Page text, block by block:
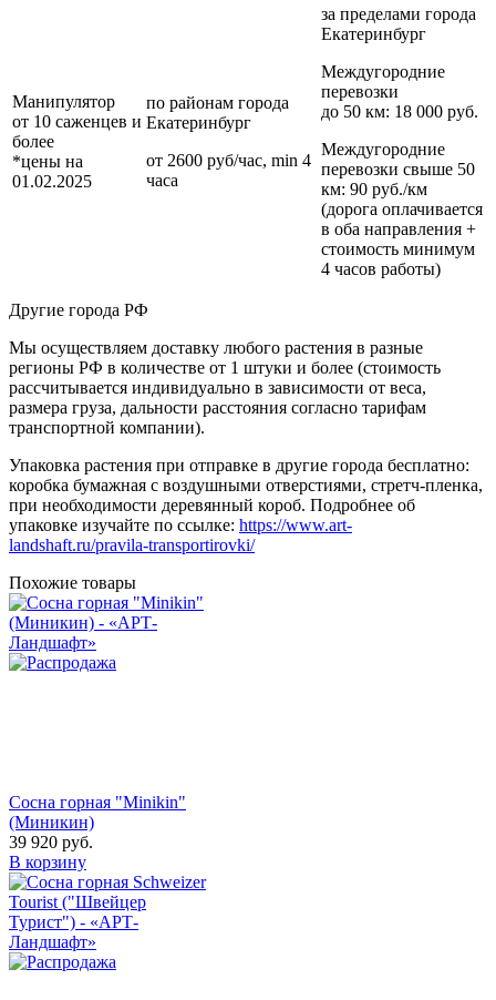
Манипулятор
от 10 саженцев и
более
*цены на
01.02.2025
по районам города
Екатеринбург
от 2600 руб/час, min 4
часа
за пределами города
Екатеринбург
Междугородние
перевозки
до 50 км: 18 000 руб.
Междугородние
перевозки свыше 50
км: 90 руб./км
(дорога оплачивается
в оба направления +
стоимость минимум
4 часов работы)
Другие города РФ
Мы осуществляем доставку любого растения в разные
регионы РФ в количестве от 1 штуки и более (стоимость
рассчитывается индивидуально в зависимости от веса,
размера груза, дальности расстояния согласно тарифам
транспортной компании).
Упаковка растения при отправке в другие города бесплатно:
коробка бумажная с воздушными отверстиями, стретч-пленка,
при необходимости деревянный короб. Подробнее об
упаковке изучайте по ссылке: https://www.art-
landshaft.ru/pravila-transportirovki/
Похожие товары
Сосна горная "Minikin"
(Миникин)
39 920 руб.
В корзину